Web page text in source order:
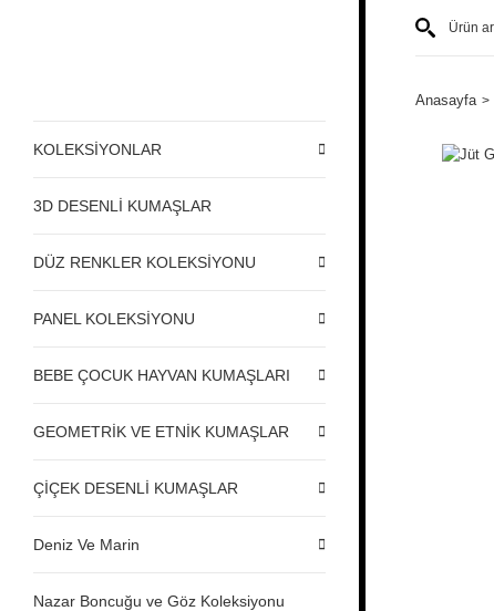
KOLEKSİYONLAR
3D DESENLİ KUMAŞLAR
DÜZ RENKLER KOLEKSİYONU
PANEL KOLEKSİYONU
BEBE ÇOCUK HAYVAN KUMAŞLARI
GEOMETRİK VE ETNİK KUMAŞLAR
ÇİÇEK DESENLİ KUMAŞLAR
Deniz Ve Marin
Nazar Boncuğu ve Göz Koleksiyonu
Anasayfa